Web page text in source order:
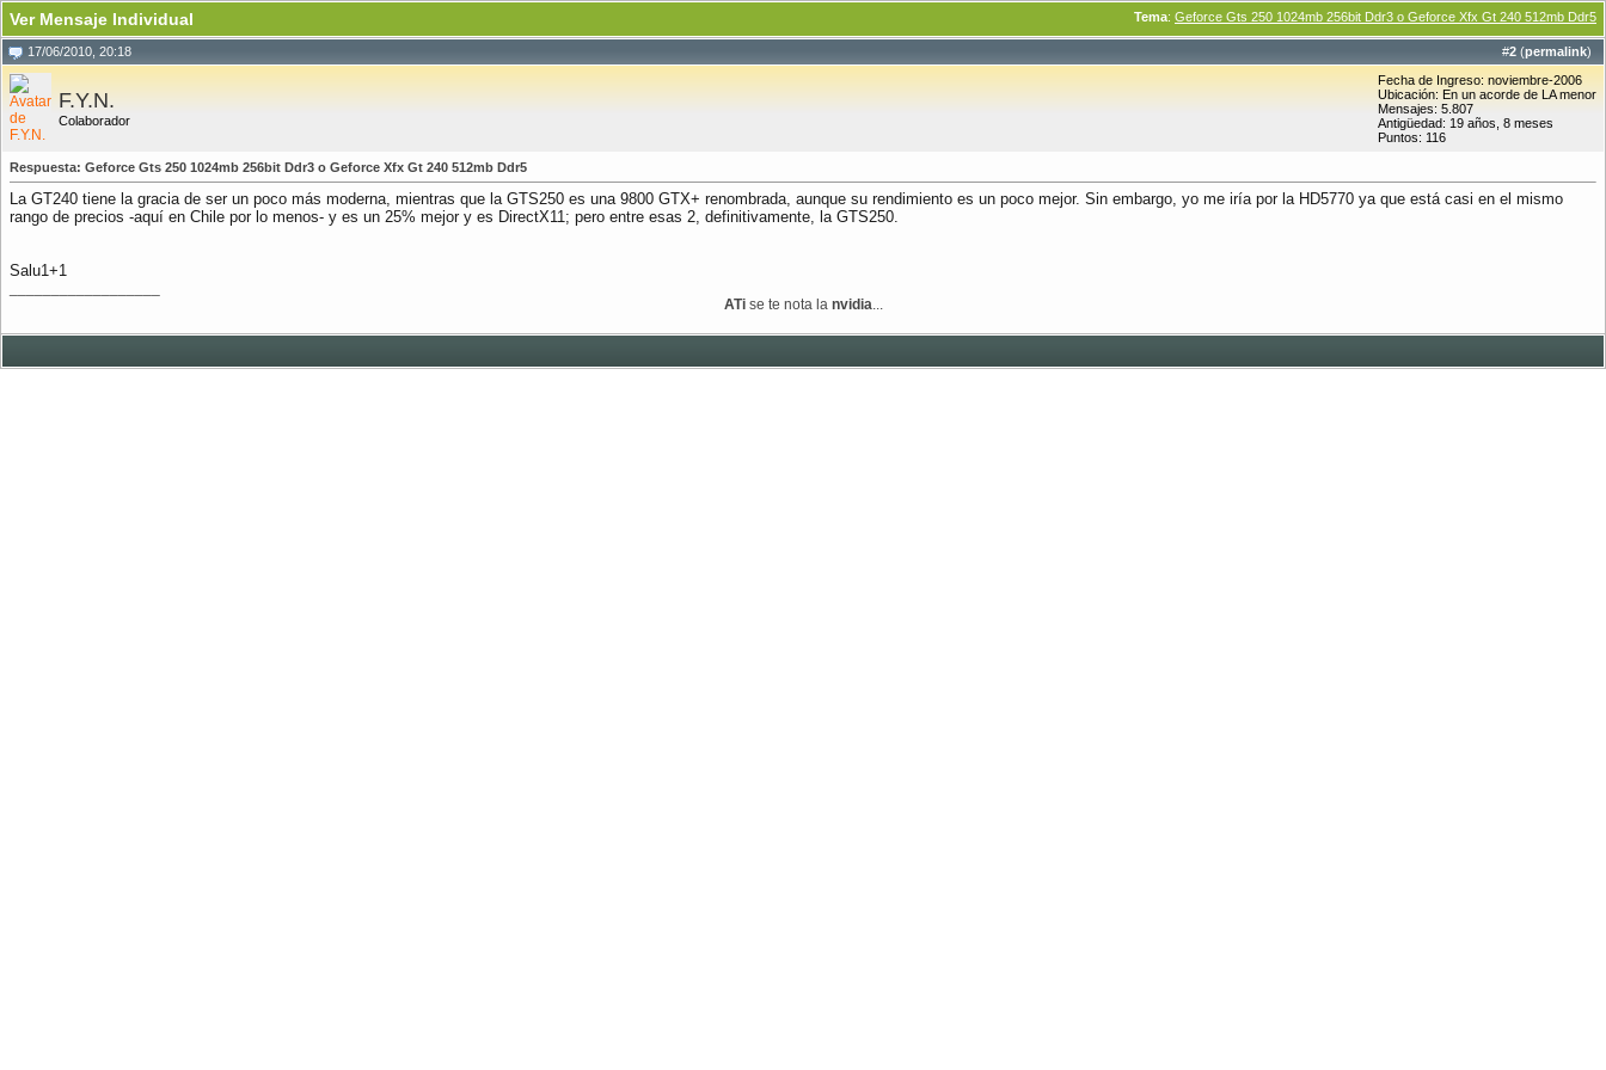
Tema: Geforce Gts 250 1024mb 256bit Ddr3 o Geforce Xfx Gt 240 512mb Ddr5
Ver Mensaje Individual
#2 (permalink)
17/06/2010, 20:18
F.Y.N.
Colaborador
Fecha de Ingreso: noviembre-2006
Ubicación: En un acorde de LA menor
Mensajes: 5.807
Antigüedad: 19 años, 8 meses
Puntos: 116
Respuesta: Geforce Gts 250 1024mb 256bit Ddr3 o Geforce Xfx Gt 240 512mb Ddr5
La GT240 tiene la gracia de ser un poco más moderna, mientras que la GTS250 es una 9800 GTX+ renombrada, aunque su rendimiento es un poco mejor. Sin embargo, yo me iría por la HD5770 ya que está casi en el mismo
rango de precios -aquí en Chile por lo menos- y es un 25% mejor y es DirectX11; pero entre esas 2, definitivamente, la GTS250.
Salu1+1
ATise te nota la nvidia...